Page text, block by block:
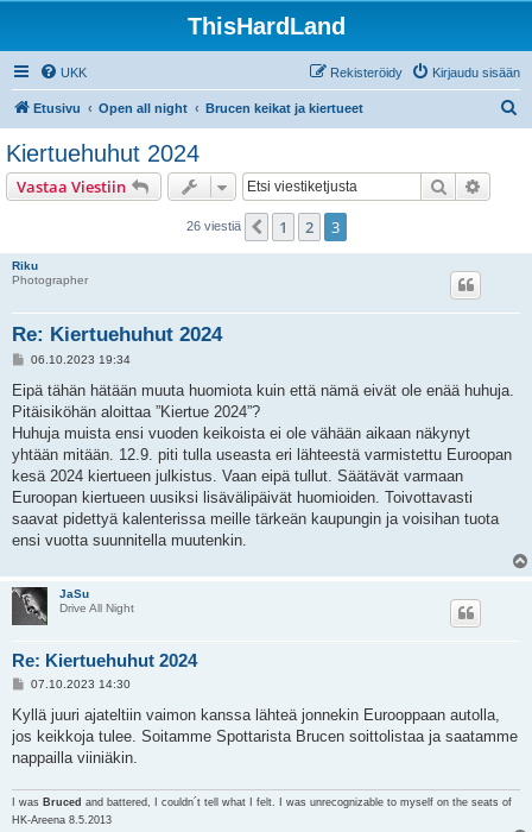
ThisHardLand
UKK Kirjaudu sisään
Rekisteröidy
Etusivu Open all night Brucen keikat ja kiertueet
Kiertuehuhut 2024
Vastaa Viestiin Etsi
26 viestiä Edellinen
1 2 3
Riku
Photographer
Re: Kiertuehuhut 2024
V
e
s
t
06.10.2023 19:34
Eipä tähän hätään muuta huomiota kuin että nämä eivät ole enää huhuja.
Pitäisiköhän aloittaa ”Kiertue 2024”?
Huhuja muista ensi vuoden keikoista ei ole vähään aikaan näkynyt
yhtään mitään. 12.9. piti tulla useasta eri lähteestä varmistettu Euroopan
kesä 2024 kiertueen julkistus. Vaan eipä tullut. Säätävät varmaan
Euroopan kiertueen uusiksi lisävälipäivät huomioiden. Toivottavasti
saavat pidettyä kalenterissa meille tärkeän kaupungin ja voisihan tuota
ensi vuotta suunnitella muutenkin.
JaSu
Drive All Night
Re: Kiertuehuhut 2024
V
e
s
t
i
07.10.2023 14:30
Kyllä juuri ajateltiin vaimon kanssa lähteä jonnekin Eurooppaan autolla,
jos keikkoja tulee. Soitamme Spottarista Brucen soittolistaa ja saatamme
nappailla viiniäkin.
I was Bruced and battered, I couldn´t tell what I felt. I was unrecognizable to myself on the seats of
HK-Areena 8.5.2013